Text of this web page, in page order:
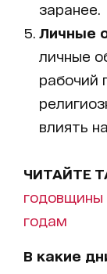
заранее.
Личные
личные
рабочий
влиять
ЧИТАЙТЕ
годовщины
годам
В какие